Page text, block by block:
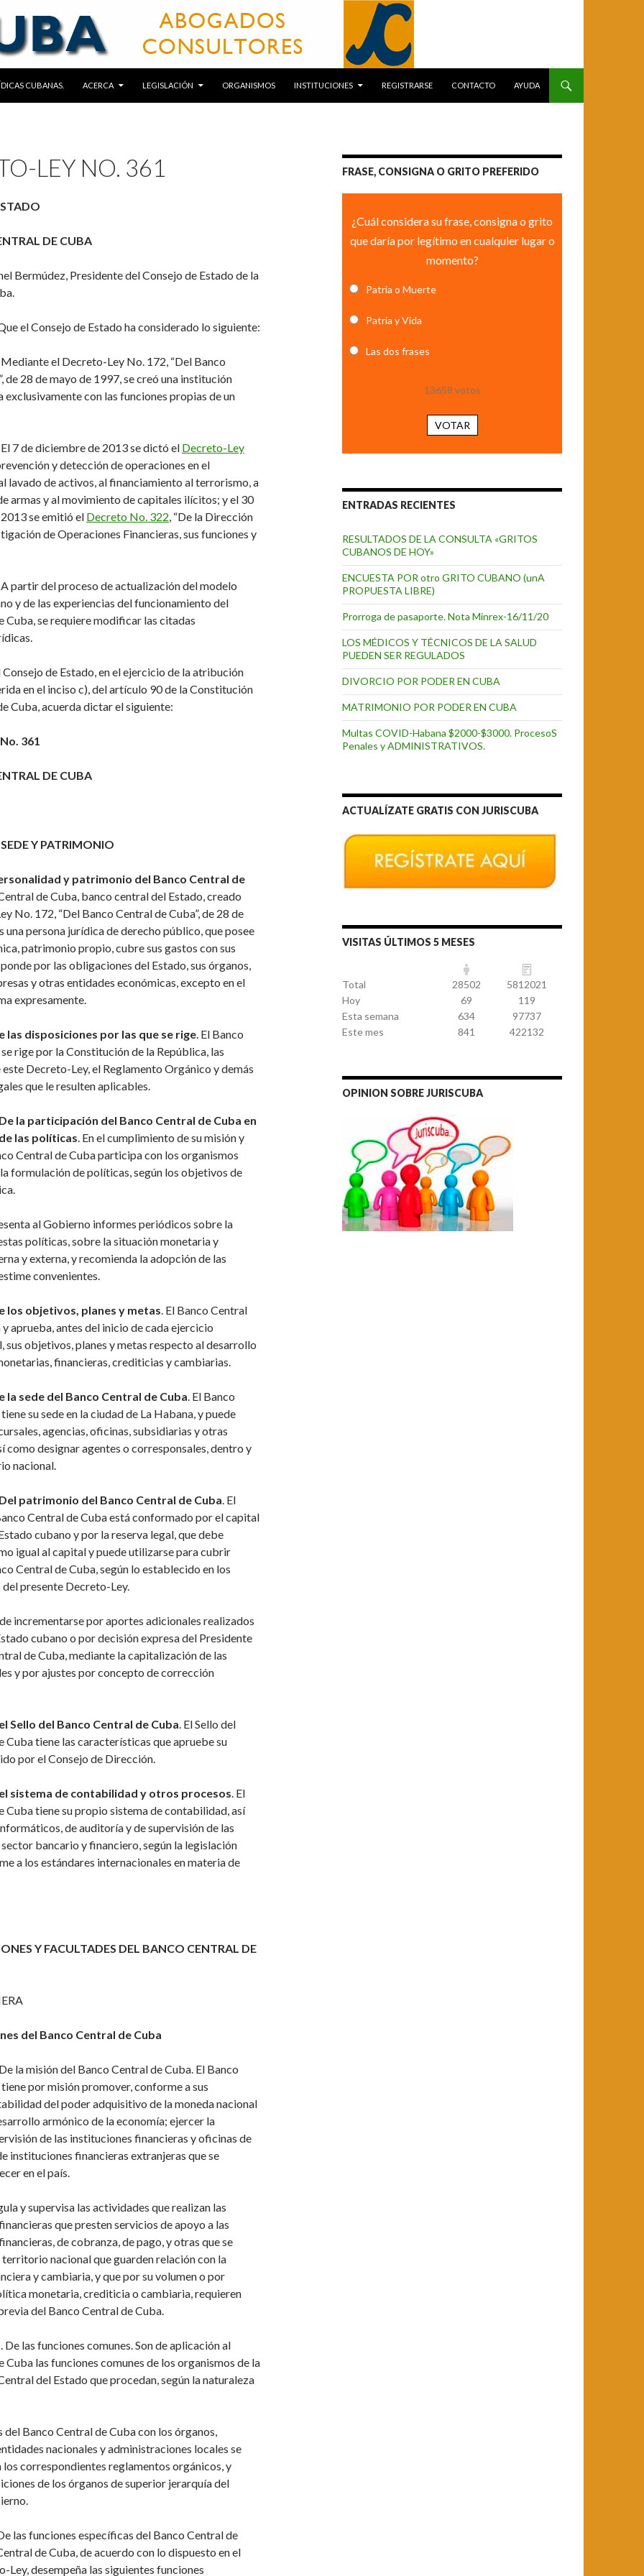
CUBANAS.
ACERCA LEGISLACIÓN ORGANISMOS INSTITUCIONES REGISTRARSE CONTACTO AYUDA
LEY NO. 361
DE CUBA
Bermúdez, Presidente del Consejo de Estado de la
el Consejo de Estado ha considerado lo siguiente:
el Decreto-Ley No. 172, “Del Banco
de 28 de mayo de 1997, se creó una institución
con las funciones propias de un
7 de diciembre de 2013 se dictó el Decreto-Ley
y detección de operaciones en el
lavado de activos, al financiamiento al terrorismo, a
armas y al movimiento de capitales ilícitos; y el 30
se emitió el Decreto No. 322, “De la Dirección
de Operaciones Financieras, sus funciones y
partir del proceso de actualización del modelo
y de las experiencias del funcionamiento del
Cuba, se requiere modificar las citadas
de Estado, en el ejercicio de la atribución
en el inciso c), del artículo 90 de la Constitución
Cuba, acuerda dictar el siguiente:
361
DE CUBA
Y PATRIMONIO
y patrimonio del Banco Central de
de Cuba, banco central del Estado, creado
No. 172, “Del Banco Central de Cuba”, de 28 de
una persona jurídica de derecho público, que posee
patrimonio propio, cubre sus gastos con sus
por las obligaciones del Estado, sus órganos,
y otras entidades económicas, excepto en el
expresamente.
las disposiciones por las que se rige. El Banco
rige por la Constitución de la República, las
Decreto-Ley, el Reglamento Orgánico y demás
que le resulten aplicables.
De la participación del Banco Central de Cuba en
las políticas. En el cumplimiento de su misión y
Central de Cuba participa con los organismos
formulación de políticas, según los objetivos de
al Gobierno informes periódicos sobre la
políticas, sobre la situación monetaria y
y externa, y recomienda la adopción de las
convenientes.
los objetivos, planes y metas. El Banco Central
aprueba, antes del inicio de cada ejercicio
sus objetivos, planes y metas respecto al desarrollo
financieras, crediticias y cambiarias.
la sede del Banco Central de Cuba. El Banco
su sede en la ciudad de La Habana, y puede
agencias, oficinas, subsidiarias y otras
como designar agentes o corresponsales, dentro y
nacional.
Del patrimonio del Banco Central de Cuba. El
Central de Cuba está conformado por el capital
cubano y por la reserva legal, que debe
igual al capital y puede utilizarse para cubrir
Central de Cuba, según lo establecido en los
presente Decreto-Ley.
incrementarse por aportes adicionales realizados
cubano o por decisión expresa del Presidente
de Cuba, mediante la capitalización de las
y por ajustes por concepto de corrección
Sello del Banco Central de Cuba. El Sello del
Cuba tiene las características que apruebe su
por el Consejo de Dirección.
sistema de contabilidad y otros procesos. El
Cuba tiene su propio sistema de contabilidad, así
de auditoría y de supervisión de las
bancario y financiero, según la legislación
a los estándares internacionales en materia de
Y FACULTADES DEL BANCO CENTRAL DE
del Banco Central de Cuba
la misión del Banco Central de Cuba. El Banco
por misión promover, conforme a sus
del poder adquisitivo de la moneda nacional
armónico de la economía; ejercer la
de las instituciones financieras y oficinas de
instituciones financieras extranjeras que se
en el país.
y supervisa las actividades que realizan las
que presten servicios de apoyo a las
de cobranza, de pago, y otras que se
territorio nacional que guarden relación con la
y cambiaria, y que por su volumen o por
monetaria, crediticia o cambiaria, requieren
del Banco Central de Cuba.
las funciones comunes. Son de aplicación al
Cuba las funciones comunes de los organismos de la
del Estado que procedan, según la naturaleza
del Banco Central de Cuba con los órganos,
nacionales y administraciones locales se
los correspondientes reglamentos orgánicos, y
de los órganos de superior jerarquía del
las funciones específicas del Banco Central de
de Cuba, de acuerdo con lo dispuesto en el
Ley, desempeña las siguientes funciones
FRASE, CONSIGNA O GRITO PREFERIDO
¿Cuál considera su frase, consigna o grito
que daría por legítimo en cualquier lugar o
momento?
Patria o Muerte
Patria y Vida
Las dos frases
13658 votos
VOTAR
ENTRADAS RECIENTES
RESULTADOS DE LA CONSULTA «GRITOS
CUBANOS DE HOY»
ENCUESTA POR otro GRITO CUBANO (unA
PROPUESTA LIBRE)
Prorroga de pasaporte. Nota Minrex-16/11/20
LOS MÉDICOS Y TÉCNICOS DE LA SALUD
PUEDEN SER REGULADOS
DIVORCIO POR PODER EN CUBA
MATRIMONIO POR PODER EN CUBA
Multas COVID-Habana $2000-$3000. ProcesoS
Penales y ADMINISTRATIVOS.
ACTUALÍZATE GRATIS CON JURISCUBA
VISITAS ÚLTIMOS 5 MESES
Total 28502
5812021
Hoy
69
119
Esta semana
634
97737
Este mes
841 422132
OPINION SOBRE JURISCUBA